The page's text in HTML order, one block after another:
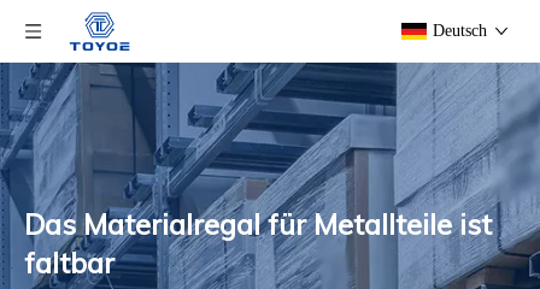
Deutsch
Das Materialregal für Metallteile ist
faltbar